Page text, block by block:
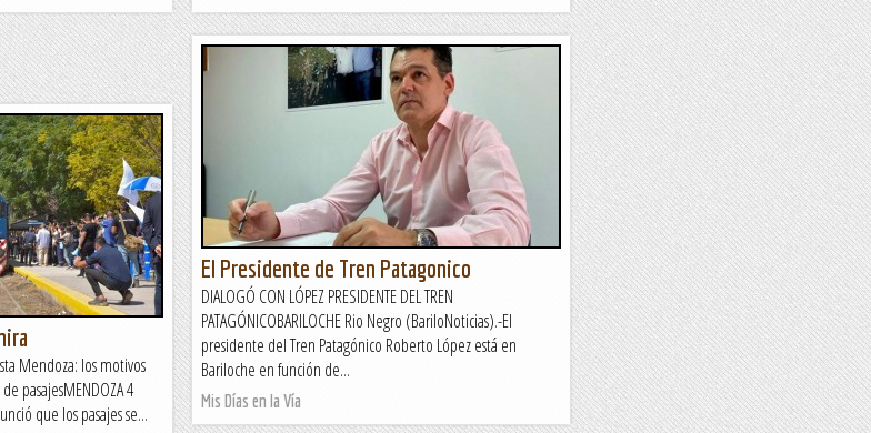
El Presidente de Tren Patagonico
DIALOGÓ CON LÓPEZ PRESIDENTE DEL TREN
PATAGÓNICOBARILOCHE Rio Negro (BariloNoticias).-El
presidente del Tren Patagónico Roberto López está en
Bariloche en función de...
Mis Días en la Vía
Mendoza: los motivos
pasajesMENDOZA 4
que los pasajes se...